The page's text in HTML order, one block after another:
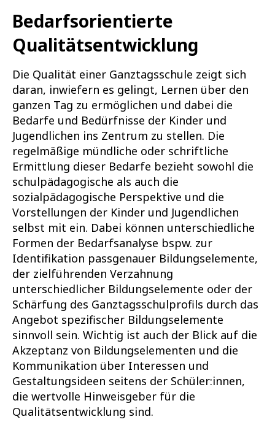
Bedarfsorientierte
Qualitätsentwicklung
Die Qualität einer Ganztagsschule zeigt sich
daran, inwiefern es gelingt, Lernen über den
ganzen Tag zu ermöglichen und dabei die
Bedarfe und Bedürfnisse der Kinder und
Jugendlichen ins Zentrum zu stellen. Die
regelmäßige mündliche oder schriftliche
Ermittlung dieser Bedarfe bezieht sowohl die
schulpädagogische als auch die
sozialpädagogische Perspektive und die
Vorstellungen der Kinder und Jugendlichen
selbst mit ein. Dabei können unterschiedliche
Formen der Bedarfsanalyse bspw. zur
Identifikation passgenauer Bildungselemente,
der zielführenden Verzahnung
unterschiedlicher Bildungselemente oder der
Schärfung des Ganztagsschulprofils durch das
Angebot spezifischer Bildungselemente
sinnvoll sein. Wichtig ist auch der Blick auf die
Akzeptanz von Bildungselementen und die
Kommunikation über Interessen und
Gestaltungsideen seitens der Schüler:innen,
die wertvolle Hinweisgeber für die
Qualitätsentwicklung sind.